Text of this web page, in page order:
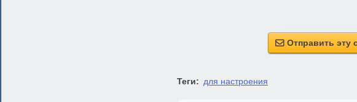
 Отправить эту
Теги: для настроения